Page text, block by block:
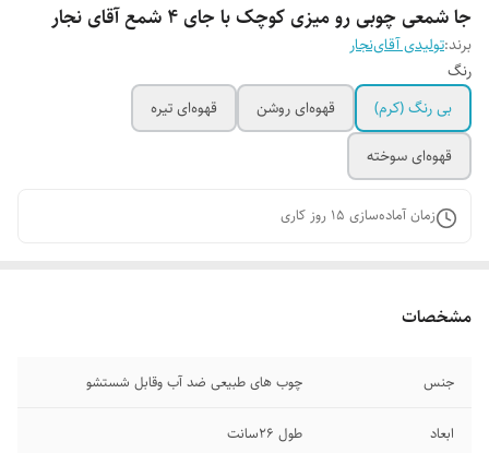
جا شمعی چوبی رو میزی کوچک با جای 4 شمع آقای نجار
برند:تولیدی آقای‌نجار
رنگ
بی رنگ‌ (کرم)
قهوه‌ای روشن
قهوه‌ای تیره
قهوه‌ای سوخته
زمان آماده‌سازی 15 روز کاری
مشخصات
جنس چوب های طبیعی ضد آب وقابل شستشو
ابعاد طول ۲۶سانت